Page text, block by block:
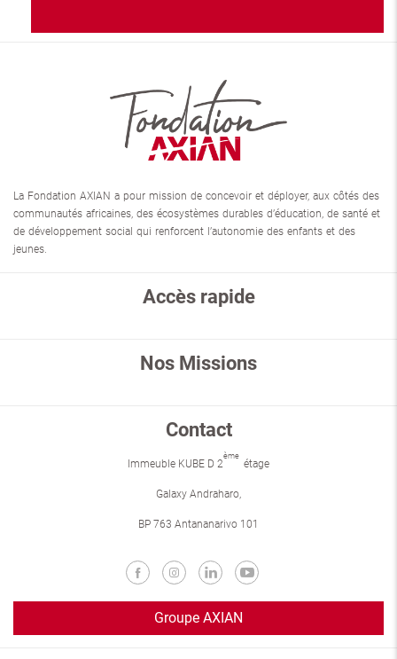
La Fondation AXIAN a pour mission de concevoir et déployer, aux côtés des
communautés africaines, des écosystèmes durables d’éducation, de santé et
de développement social qui renforcent l’autonomie des enfants et des
jeunes.
Accès rapide
Nos Missions
Contact
Immeuble KUBE D 2
ème
étage
Galaxy Andraharo,
BP 763 Antananarivo 101
Groupe AXIAN